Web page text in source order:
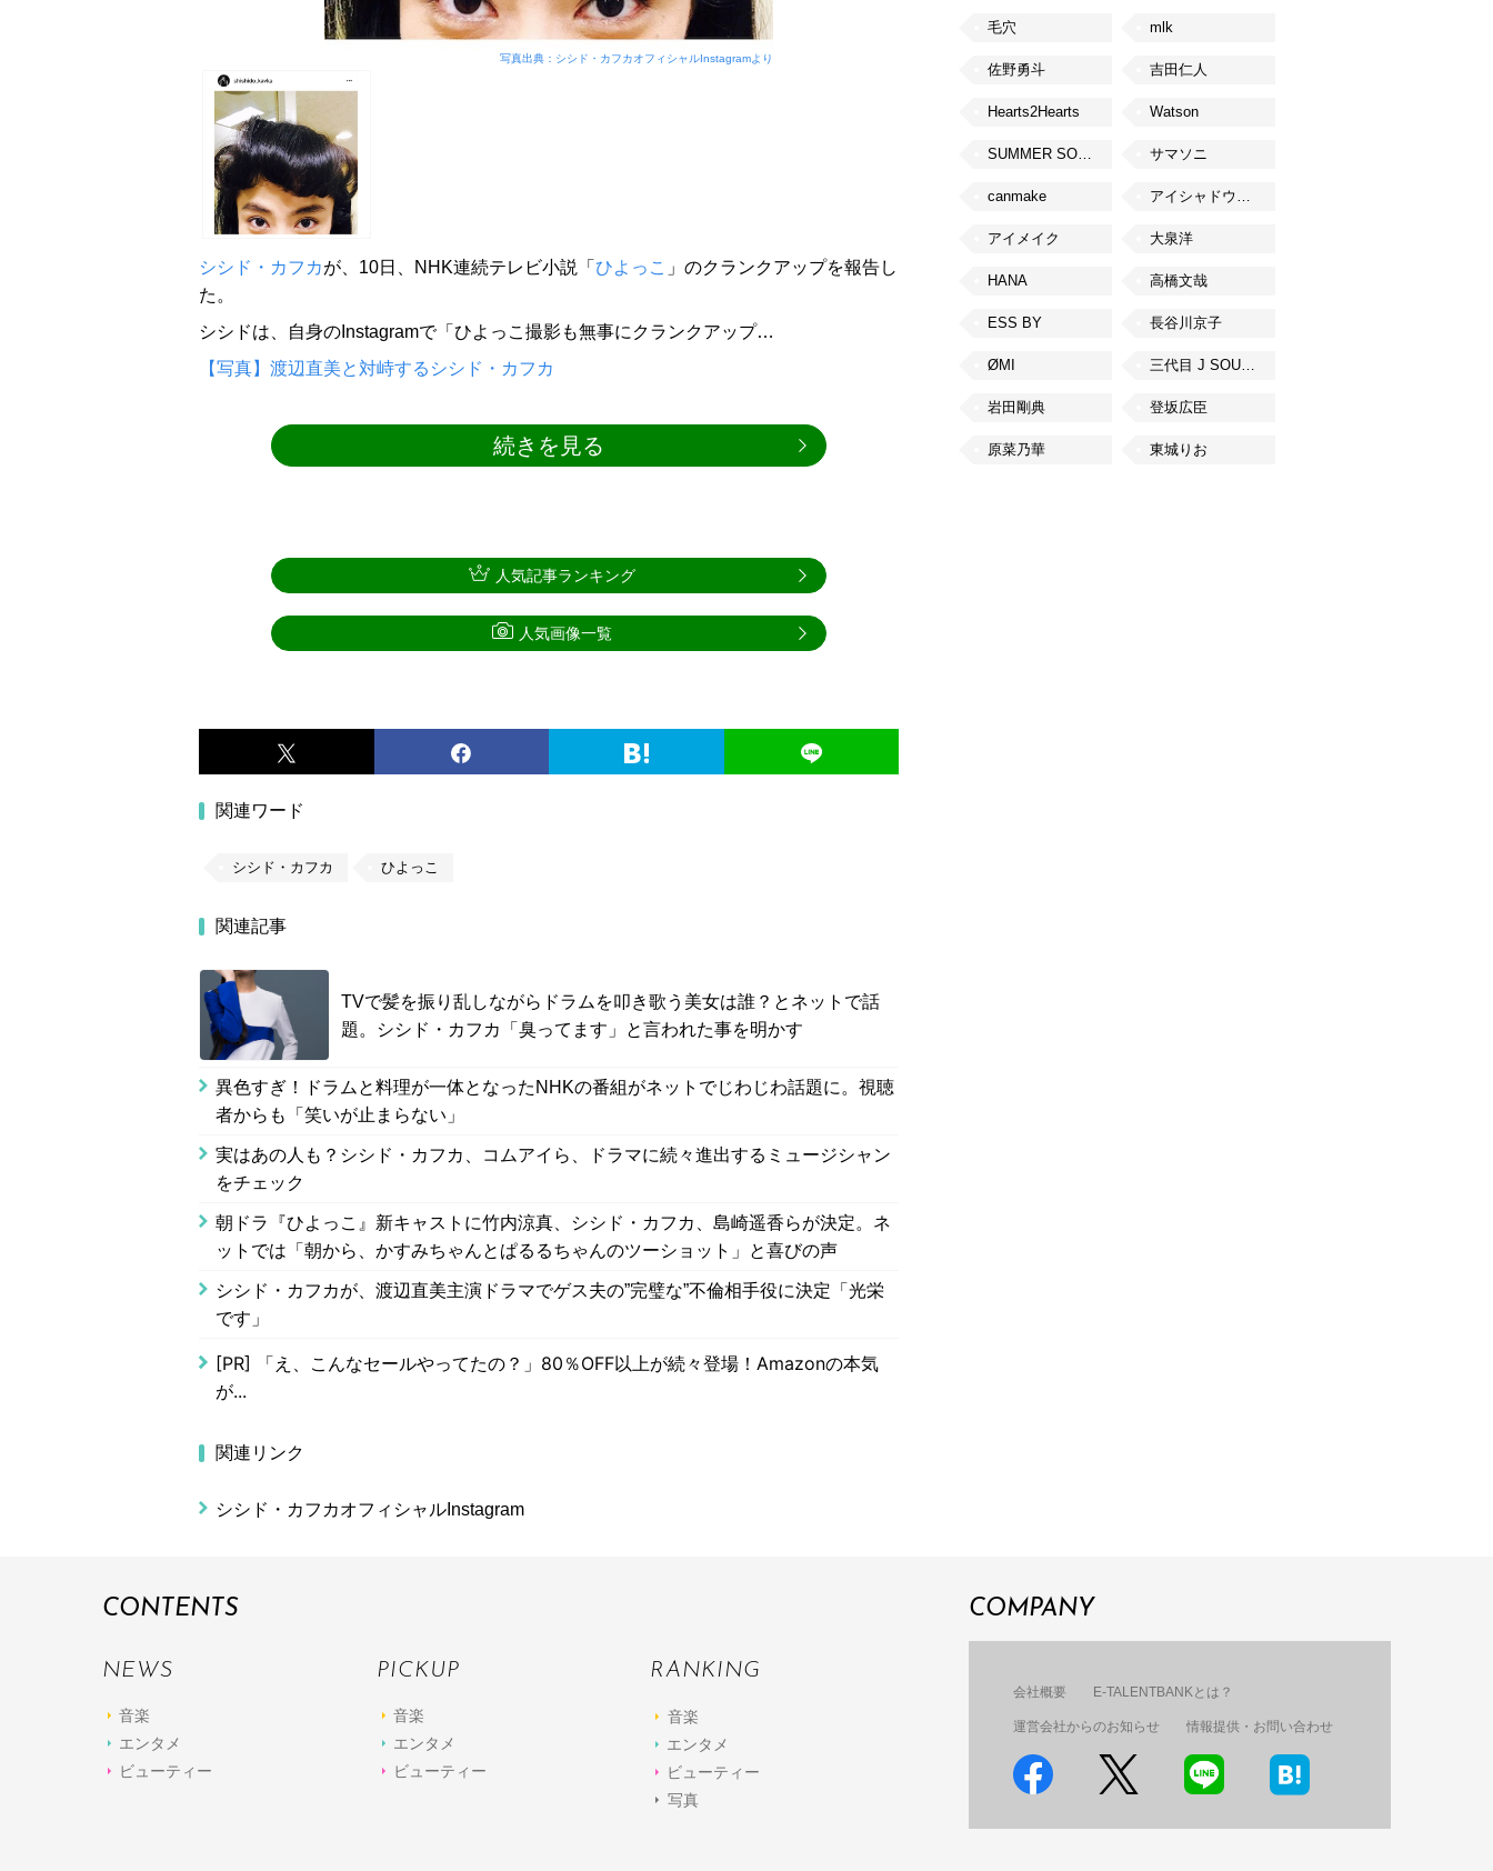
写真出典：シシド・カフカオフィシャルInstagramより
シシド・カフカが、10日、NHK連続テレビ小説「 ひよっこ 」のクランクアップを報告し
た。
シシドは、自身のInstagramで「ひよっこ撮影も無事にクランクアップ…
【写真】渡辺直美と対峙するシシド・カフカ
続きを見る
関連ワード
シシド・カフカ ひよっこ
関連記事
TVで髪を振り乱しながらドラムを叩き歌う美女は誰？とネットで話
題。シシド・カフカ「臭ってます」と言われた事を明かす
異色すぎ！ドラムと料理が一体となったNHKの番組がネットでじわじわ話題に。視聴
者からも「笑いが止まらない」
実はあの人も？シシド・カフカ、コムアイら、ドラマに続々進出するミュージシャン
をチェック
朝ドラ『ひよっこ』新キャストに竹内涼真、シシド・カフカ、島崎遥香らが決定。ネ
ットでは「朝から、かすみちゃんとぱるるちゃんのツーショット」と喜びの声
シシド・カフカが、渡辺直美主演ドラマでゲス夫の”完璧な”不倫相手役に決定「光栄
です」
[PR]
「え、こんなセールやってたの？」80％OFF以上が続々登場！Amazonの本気
が...
関連リンク
シシド・カフカオフィシャルInstagram
人気記事ランキング
人気画像一覧
毛穴 mlk
佐野勇斗 吉田仁人
Hearts2Hearts Watson
SUMMER SONIC サマソニ
canmake アイシャドウベース
アイメイク 大泉洋
HANA 高橋文哉
ESS BY 長谷川京子
ØMI 三代目 J SOUL BROTHERS from EXILE TRIBE
岩田剛典 登坂広臣
原菜乃華 東城りお
CONTENTS
NEWS
音楽
エンタメ
ビューティー
PICKUP
音楽
エンタメ
ビューティー
RANKING
音楽
エンタメ
ビューティー
写真
COMPANY
会社概要 E-TALENTBANKとは？
運営会社からのお知らせ 情報提供・お問い合わせ